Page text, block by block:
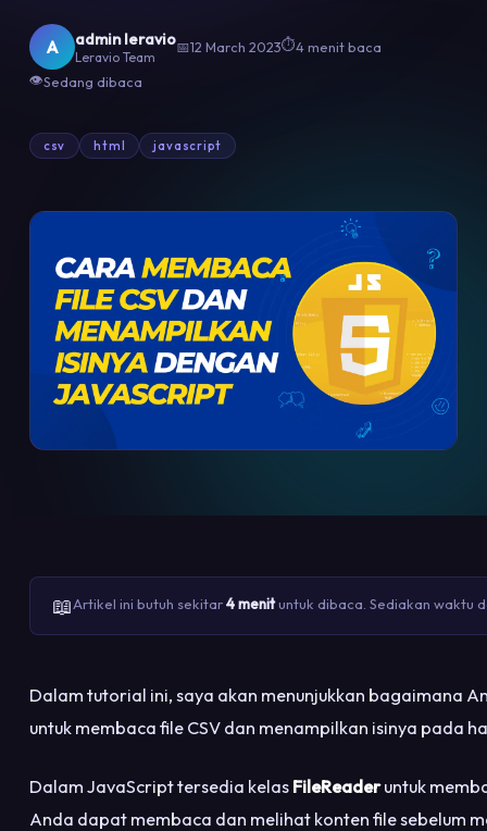
A admin leravio
Leravio Team
📅12 March 2023⏱4 menit baca
👁Sedang dibaca
csv html javascript
📖Artikel ini butuh sekitar4 menituntuk dibaca. Sediakan waktu
Dalam tutorial ini, saya akan menunjukkan bagaimana
untuk membaca file CSV dan menampilkan isinya pada
Dalam JavaScript tersedia kelas FileReaderuntuk
Anda dapat membaca dan melihat konten file sebelum